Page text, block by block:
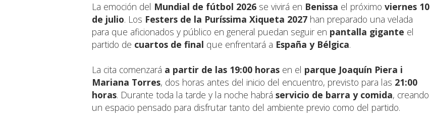
La emoción del Mundial de fútbol 2026 se vivirá en Benissa el próximo viernes 10
de julio. Los Festers de la Puríssima Xiqueta 2027 han preparado una velada
para que aficionados y público en general puedan seguir en pantalla gigante el
partido de cuartos de final que enfrentará a España y Bélgica.
La cita comenzará a partir de las 19:00 horas en el parque Joaquín Piera i
Mariana Torres, dos horas antes del inicio del encuentro, previsto para las 21:00
horas. Durante toda la tarde y la noche habrá servicio de barra y comida, creando
un espacio pensado para disfrutar tanto del ambiente previo como del partido.